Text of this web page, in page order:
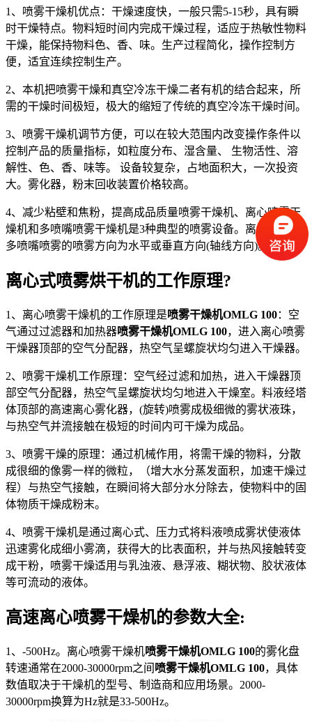
1、喷雾干燥机优点：干燥速度快，一般只需5-15秒，具有瞬
时干燥特点。物料短时间内完成干燥过程，适应于热敏性物料
干燥，能保持物料色、香、味。生产过程简化，操作控制方
便，适宜连续控制生产。
2、本机把喷雾干燥和真空冷冻干燥二者有机的结合起来，所
需的干燥时间极短，极大的缩短了传统的真空冷冻干燥时间。
3、喷雾干燥机调节方便，可以在较大范围内改变操作条件以
控制产品的质量指标，如粒度分布、湿含量、 生物活性、溶
解性、色、香、味等。 设备较复杂，占地面积大，一次投资
大。雾化器，粉末回收装置价格较高。
4、减少粘壁和焦粉，提高成品质量喷雾干燥机、离心喷雾干
燥机和多喷嘴喷雾干燥机是3种典型的喷雾设备。离心喷雾和
多喷嘴喷雾的喷雾方向为水平或垂直方向(轴线方向)。
离心式喷雾烘干机的工作原理?
1、离心喷雾干燥机的工作原理是喷雾干燥机OMLG 100：空
气通过过滤器和加热器喷雾干燥机OMLG 100，进入离心喷雾
干燥器顶部的空气分配器，热空气呈螺旋状均匀进入干燥器。
2、喷雾干燥机工作原理：空气经过滤和加热，进入干燥器顶
部空气分配器，热空气呈螺旋状均匀地进入干燥室。料液经塔
体顶部的高速离心雾化器，(旋转)喷雾成极细微的雾状液珠，
与热空气并流接触在极短的时间内可干燥为成品。
3、喷雾干燥的原理：通过机械作用，将需干燥的物料，分散
成很细的像雾一样的微粒，（增大水分蒸发面积，加速干燥过
程）与热空气接触，在瞬间将大部分水分除去，使物料中的固
体物质干燥成粉末。
4、喷雾干燥机是通过离心式、压力式将料液喷成雾状使液体
迅速雾化成细小雾滴，获得大的比表面积，并与热风接触转变
成干粉，喷雾干燥适用与乳浊液、悬浮液、糊状物、胶状液体
等可流动的液体。
高速离心喷雾干燥机的参数大全:
1、-500Hz。离心喷雾干燥机喷雾干燥机OMLG 100的雾化盘
转速通常在2000-30000rpm之间 喷雾干燥机OMLG 100，具体
数值取决于干燥机的型号、制造商和应用场景。2000-
30000rpm换算为Hz就是33-500Hz。